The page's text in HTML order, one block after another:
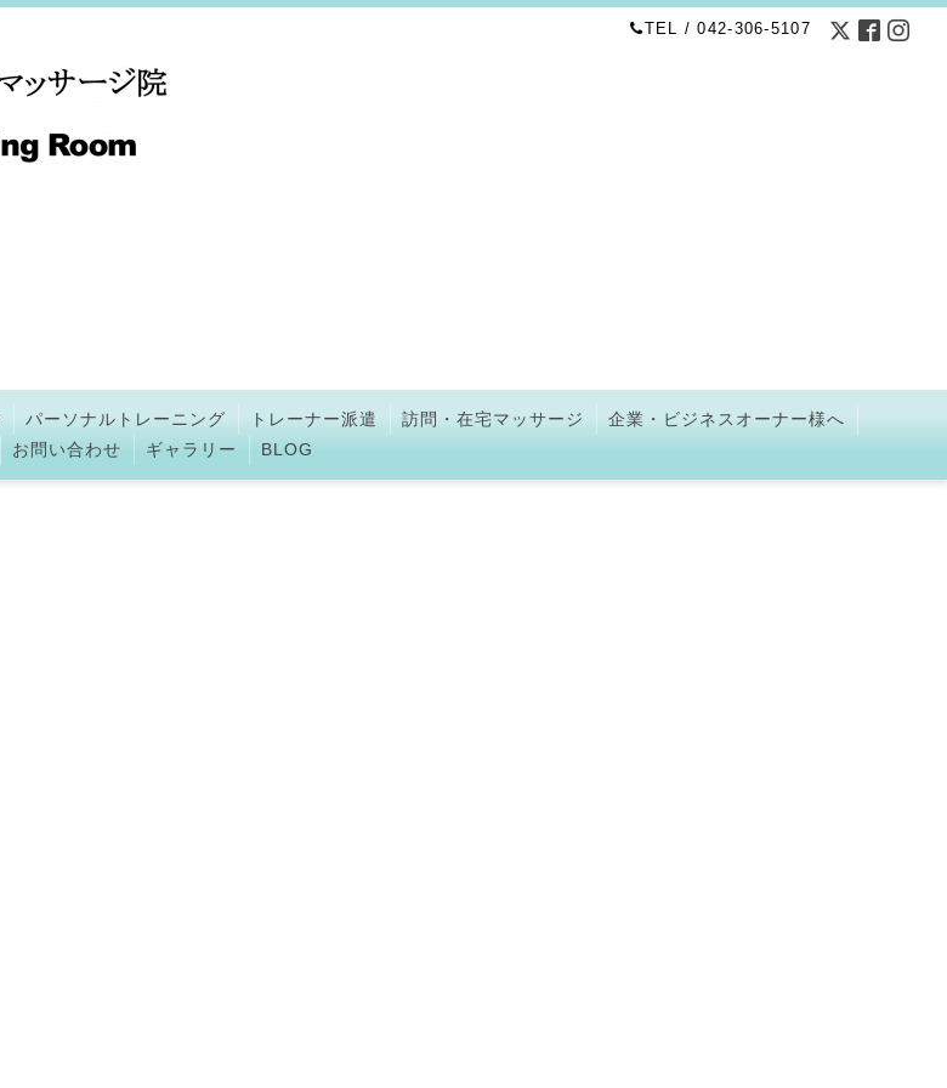
TEL / 042-306-5107
パーソナルトレーニング トレーナー派遣 訪問・在宅マッサージ
企業・ビジネスオーナー様へ
お問い合わせ ギャラリー BLOG